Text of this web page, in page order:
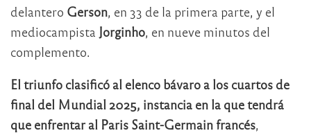
delantero Gerson, en 33 de la primera parte, y el
mediocampista Jorginho, en nueve minutos del
complemento.
El triunfo clasificó al elenco bávaro a los cuartos de
final del Mundial 2025, instancia en la que tendrá
que enfrentar al Paris Saint-Germain francés,